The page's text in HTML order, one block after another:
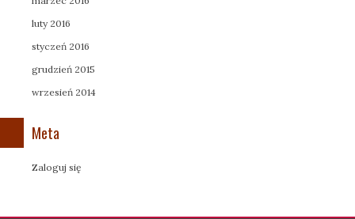
luty 2016
styczeń 2016
grudzień 2015
wrzesień 2014
Meta
Zaloguj się